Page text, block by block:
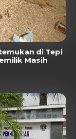
di Tepi
Masih